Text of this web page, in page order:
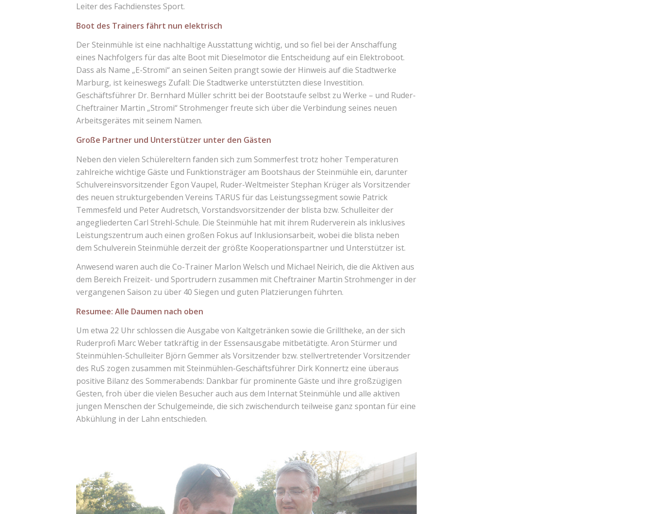
Leiter des Fachdienstes Sport.
Boot des Trainers fährt nun elektrisch
Der Steinmühle ist eine nachhaltige Ausstattung wichtig, und so fiel bei der Anschaffung
eines Nachfolgers für das alte Boot mit Dieselmotor die Entscheidung auf ein Elektroboot.
Dass als Name „E-Stromi“ an seinen Seiten prangt sowie der Hinweis auf die Stadtwerke
Marburg, ist keineswegs Zufall: Die Stadtwerke unterstützten diese Investition.
Geschäftsführer Dr. Bernhard Müller schritt bei der Bootstaufe selbst zu Werke – und Ruder-
Cheftrainer Martin „Stromi“ Strohmenger freute sich über die Verbindung seines neuen
Arbeitsgerätes mit seinem Namen.
Große Partner und Unterstützer unter den Gästen
Neben den vielen Schülereltern fanden sich zum Sommerfest trotz hoher Temperaturen
zahlreiche wichtige Gäste und Funktionsträger am Bootshaus der Steinmühle ein, darunter
Schulvereinsvorsitzender Egon Vaupel, Ruder-Weltmeister Stephan Krüger als Vorsitzender
des neuen strukturgebenden Vereins TARUS für das Leistungssegment sowie Patrick
Temmesfeld und Peter Audretsch, Vorstandsvorsitzender der blista bzw. Schulleiter der
angegliederten Carl Strehl-Schule. Die Steinmühle hat mit ihrem Ruderverein als inklusives
Leistungszentrum auch einen großen Fokus auf Inklusionsarbeit, wobei die blista neben
dem Schulverein Steinmühle derzeit der größte Kooperationspartner und Unterstützer ist.
Anwesend waren auch die Co-Trainer Marlon Welsch und Michael Neirich, die die Aktiven aus
dem Bereich Freizeit- und Sportrudern zusammen mit Cheftrainer Martin Strohmenger in der
vergangenen Saison zu über 40 Siegen und guten Platzierungen führten.
Resumee: Alle Daumen nach oben
Um etwa 22 Uhr schlossen die Ausgabe von Kaltgetränken sowie die Grilltheke, an der sich
Ruderprofi Marc Weber tatkräftig in der Essensausgabe mitbetätigte. Aron Stürmer und
Steinmühlen-Schulleiter Björn Gemmer als Vorsitzender bzw. stellvertretender Vorsitzender
des RuS zogen zusammen mit Steinmühlen-Geschäftsführer Dirk Konnertz eine überaus
positive Bilanz des Sommerabends: Dankbar für prominente Gäste und ihre großzügigen
Gesten, froh über die vielen Besucher auch aus dem Internat Steinmühle und alle aktiven
jungen Menschen der Schulgemeinde, die sich zwischendurch teilweise ganz spontan für eine
Abkühlung in der Lahn entschieden.